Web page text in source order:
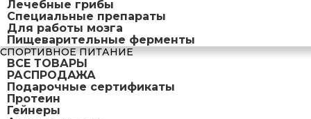
Лечебные грибы
Специальные препараты
Для работы мозга
Пищеварительные ферменты
СПОРТИВНОЕ ПИТАНИЕ
ВСЕ ТОВАРЫ
РАСПРОДАЖА
Подарочные сертификаты
Протеин
Гейнеры